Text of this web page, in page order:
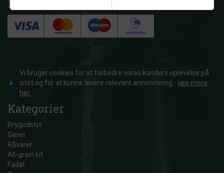
Her kan du betale med:
Vi bruger cookies for at forbedre vores kunders oplevelse på
sitet og for at kunne levere relevant annoncering - læs mere
her
Kategorier
Brygudstyr
Gaver
Råvarer
All-grain kit
Fadøl